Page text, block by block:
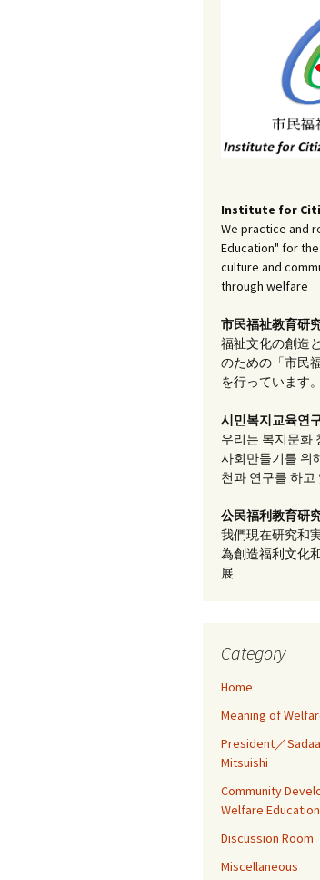
アーカイブ
記事（151）
アーカイブ
記事（201）～
アーカイ
調査報告
アーカイ
実践報告
アーカイ
コラム
Institute for
We practice and
Education" for
culture and
through welfare
市民福祉教育研
福祉文化の創造
のための「市民
を行っています。
시민복지교육연
우리는 복지문화
사회만들기를 위
천과 연구를 하고
公民福利教育研
我們現在研究和
為創造福利文化
展
Category
Home
Meaning of
President／
Mitsuishi
Community
Welfare Education
Discussion Room
Miscellaneous